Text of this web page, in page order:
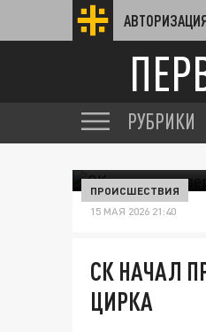
РУБРИКИ
ПРОИСШЕСТВИЯ
15 МАЯ 2026 21:40
СК НАЧАЛ
ЦИРКА